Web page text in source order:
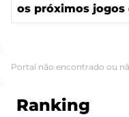
os próximos jogos
Portal não encontrado ou
Ranking